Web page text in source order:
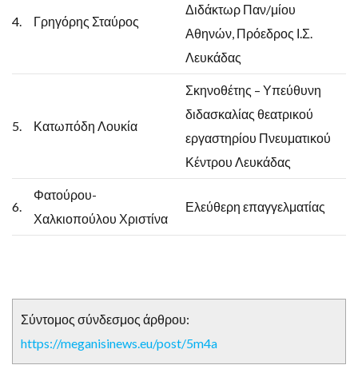
4. Γρηγόρης Σταύρος
Διδάκτωρ Παν/μίου
Αθηνών, Πρόεδρος Ι.Σ.
Λευκάδας
5. Κατωπόδη Λουκία
Σκηνοθέτης – Υπεύθυνη
διδασκαλίας θεατρικού
εργαστηρίου Πνευματικού
Κέντρου Λευκάδας
6.
Φατούρου-
Χαλκιοπούλου Χριστίνα
Ελεύθερη επαγγελματίας
Σύντομος σύνδεσμος άρθρου:
https://meganisinews.eu/post/5m4a